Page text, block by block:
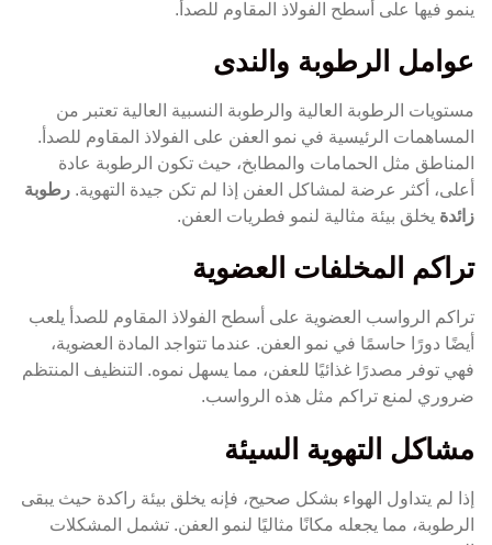
ينمو فيها على أسطح الفولاذ المقاوم للصدأ.
عوامل الرطوبة والندى
مستويات الرطوبة العالية والرطوبة النسبية العالية تعتبر من
المساهمات الرئيسية في نمو العفن على الفولاذ المقاوم للصدأ.
المناطق مثل الحمامات والمطابخ، حيث تكون الرطوبة عادة
أعلى، أكثر عرضة لمشاكل العفن إذا لم تكن جيدة التهوية. رطوبة
زائدةيخلق بيئة مثالية لنمو فطريات العفن.
تراكم المخلفات العضوية
تراكم الرواسب العضوية على أسطح الفولاذ المقاوم للصدأ يلعب
أيضًا دورًا حاسمًا في نمو العفن. عندما تتواجد المادة العضوية،
فهي توفر مصدرًا غذائيًا للعفن، مما يسهل نموه. التنظيف المنتظم
ضروري لمنع تراكم مثل هذه الرواسب.
مشاكل التهوية السيئة
إذا لم يتداول الهواء بشكل صحيح، فإنه يخلق بيئة راكدة حيث يبقى
الرطوبة، مما يجعله مكانًا مثاليًا لنمو العفن. تشمل المشكلات